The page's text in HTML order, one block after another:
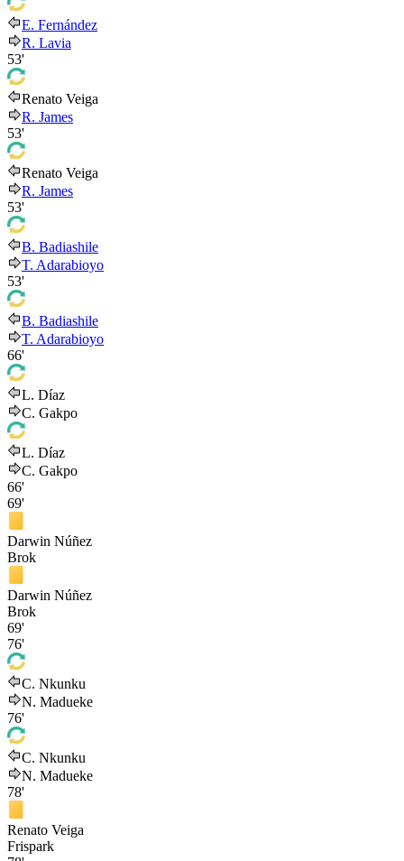
E. Fernández
R. Lavia
53'
Renato Veiga
R. James
53'
Renato Veiga
R. James
53'
B. Badiashile
T. Adarabioyo
53'
B. Badiashile
T. Adarabioyo
66'
L. Díaz
C. Gakpo
L. Díaz
C. Gakpo
66'
69'
Darwin Núñez
Brok
Darwin Núñez
Brok
69'
76'
C. Nkunku
N. Madueke
76'
C. Nkunku
N. Madueke
78'
Renato Veiga
Frispark